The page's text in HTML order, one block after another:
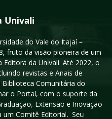
Univali
do Vale do Itajaí –
fruto da visão pioneira de um
da Univali. Até 2022, o
revistas e Anais de
Comunitária do
o Portal, com o suporte da
Extensão e Inovação
um Comitê Editorial. Seu